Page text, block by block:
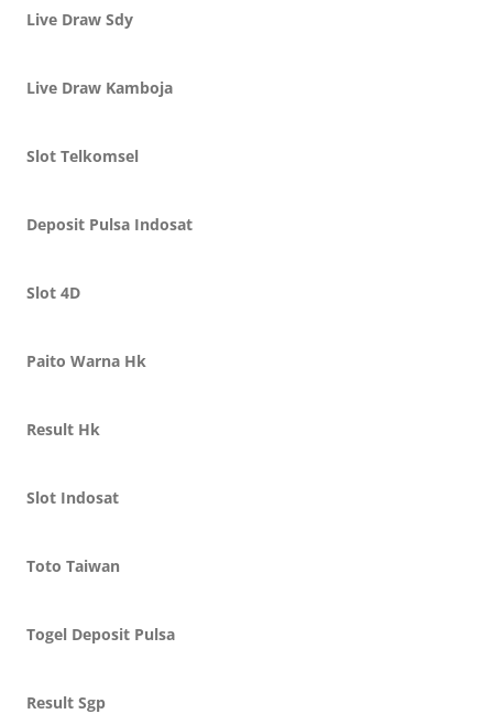
Live Draw Sdy
Live Draw Kamboja
Slot Telkomsel
Deposit Pulsa Indosat
Slot 4D
Paito Warna Hk
Result Hk
Slot Indosat
Toto Taiwan
Togel Deposit Pulsa
Result Sgp